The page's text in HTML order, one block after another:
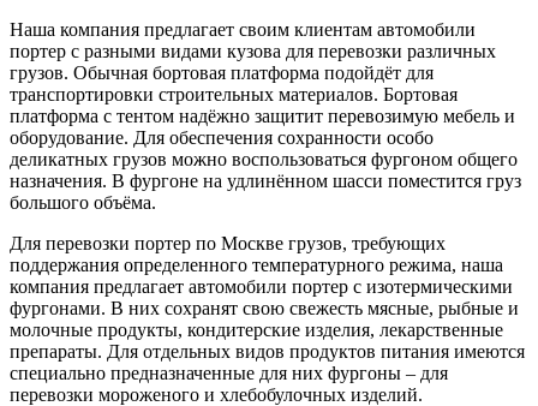
Наша компания предлагает своим клиентам автомобили
портер с разными видами кузова для перевозки различных
грузов. Обычная бортовая платформа подойдёт для
транспортировки строительных материалов. Бортовая
платформа с тентом надёжно защитит перевозимую мебель и
оборудование. Для обеспечения сохранности особо
деликатных грузов можно воспользоваться фургоном общего
назначения. В фургоне на удлинённом шасси поместится груз
большого объёма.
Для перевозки портер по Москве грузов, требующих
поддержания определенного температурного режима, наша
компания предлагает автомобили портер с изотермическими
фургонами. В них сохранят свою свежесть мясные, рыбные и
молочные продукты, кондитерские изделия, лекарственные
препараты. Для отдельных видов продуктов питания имеются
специально предназначенные для них фургоны – для
перевозки мороженого и хлебобулочных изделий.